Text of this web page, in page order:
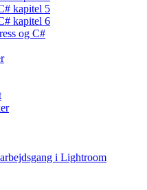
kapitel 5
kapitel 6
og C#
i Lightroom